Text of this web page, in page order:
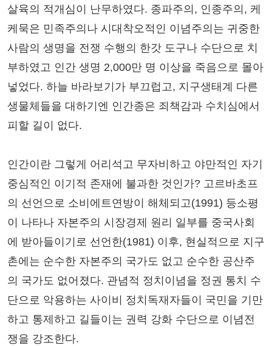
살육의 적개심이 난무하였다. 종파주의, 인종주의, 케
케묵은 민족주의나 시대착오적인 이념주의는 귀중한
사람의 생명을 전쟁 수행의 한갓 도구나 수단으로 치
부하였고 인간 생명 2,000만 명 이상을 죽음으로 몰아
넣었다. 하늘 바라보기가 부끄럽고, 지구생태계 다른
생물체들을 대하기엔 인간종은 죄책감과 수치심에서
피할 길이 없다.
인간이란 그렇게 어리석고 무자비하고 야만적인 자기
중심적인 이기적 존재에 불과한 것인가? 고르바초프
의 선언으로 소비에트연방이 해체되고(1991) 등소평
이 나타나 자본주의 시장경제 원리 일부를 중국사회
에 받아들이기로 선언한(1981) 이후, 현실적으로 지구
촌에는 순수한 자본주의 국가도 없고 순수한 공산주
의 국가도 없어졌다. 관념적 정치이념을 정권 통치 수
단으로 악용하는 사이비 정치독재자들이 국민을 기만
하고 통제하고 길들이는 권력 강화 수단으로 이념전
쟁을 강조한다.